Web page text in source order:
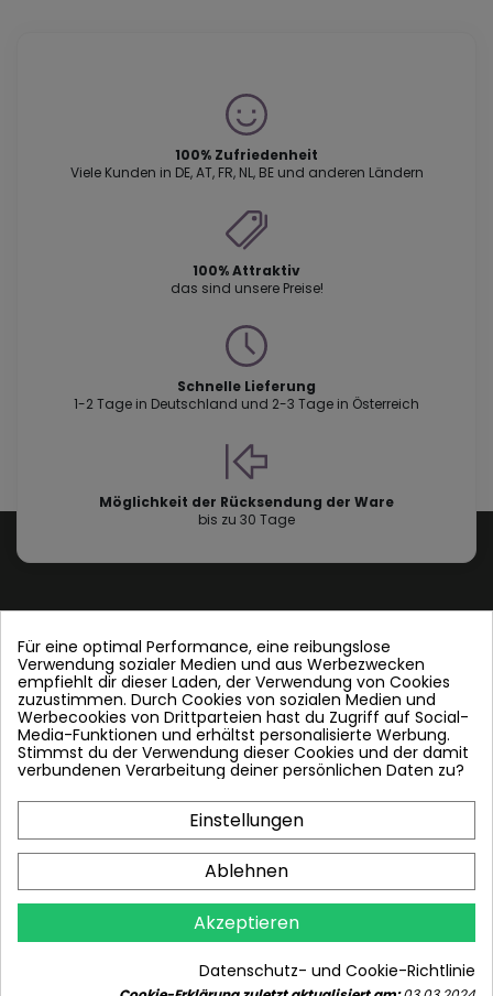
In den Warenkorb
100% Zufriedenheit
Viele Kunden in DE, AT, FR, NL, BE und anderen Ländern
100% Attraktiv
das sind unsere Preise!
Schnelle Lieferung
1-2 Tage in Deutschland und 2-3 Tage in Österreich
Möglichkeit der Rücksendung der Ware
bis zu 30 Tage
Contact us
Folgen Sie uns
Plattenwärmetauscher
PWT und andere
Für eine optimal Performance, eine reibungslose
Verwendung sozialer Medien und aus Werbezwecken
empfiehlt dir dieser Laden, der Verwendung von Cookies
zuzustimmen. Durch Cookies von sozialen Medien und
Werbecookies von Drittparteien hast du Zugriff auf Social-
Media-Funktionen und erhältst personalisierte Werbung.
Stimmst du der Verwendung dieser Cookies und der damit
verbundenen Verarbeitung deiner persönlichen Daten zu?
Einstellungen
Ablehnen
Akzeptieren
Datenschutz- und Cookie-Richtlinie